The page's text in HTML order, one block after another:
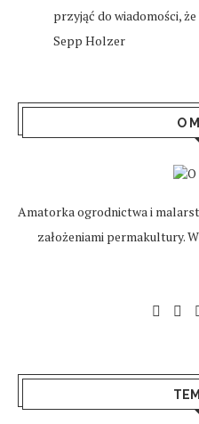
przyjąć do wiadomości,
Sepp Holzer
O
Amatorka ogrodnictwa i
założeniami permakultury.